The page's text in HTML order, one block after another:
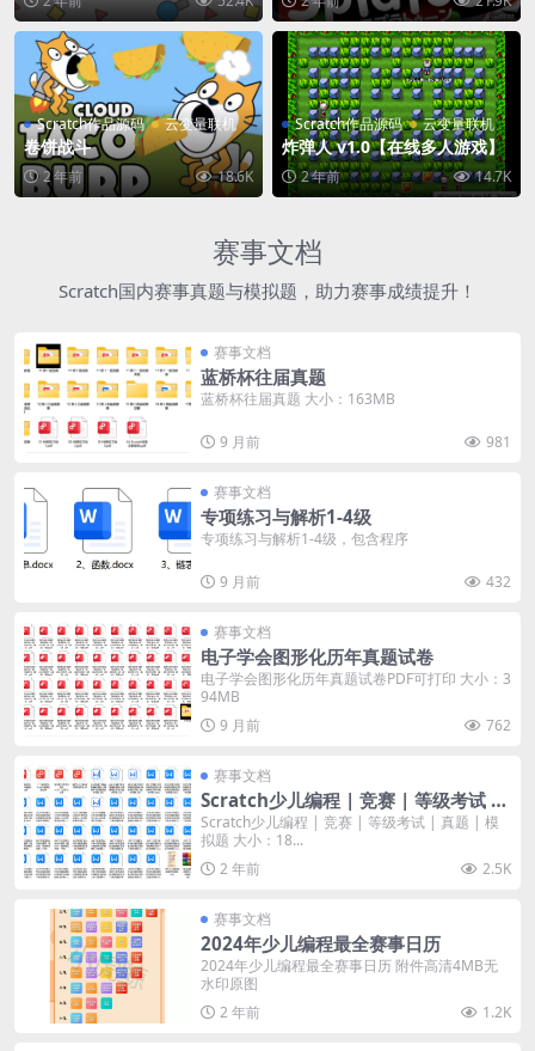
Scratch作品源码 云变量联机
卷饼战斗
2 年前 18.6K
Scratch作品源码 云变量联机
炸弹人 v1.0【在线多人游戏】
2 年前 14.7K
赛事文档
Scratch国内赛事真题与模拟题，助力赛事成绩提升！
赛事文档
蓝桥杯往届真题
蓝桥杯往届真题 大小：163MB
9 月前 981
赛事文档
专项练习与解析1-4级
专项练习与解析1-4级，包含程序
9 月前 432
赛事文档
电子学会图形化历年真题试卷
电子学会图形化历年真题试卷PDF可打印 大小：3
94MB
9 月前
762
赛事文档
Scratch少儿编程 | 竞赛 | 等级考试 |
真题 | 模拟题
Scratch少儿编程 | 竞赛 | 等级考试 | 真题 | 模
拟题 大小：18...
2 年前
2.5K
赛事文档
2024年少儿编程最全赛事日历
2024年少儿编程最全赛事日历 附件高清4MB无
水印原图
2 年前
1.2K